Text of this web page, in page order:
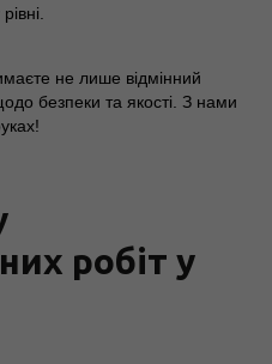
не лише відмінний
безпеки та якості. З нами
робіт у